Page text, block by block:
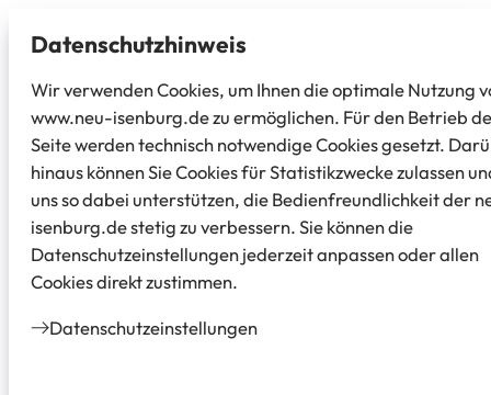
Datenschutz­hinweis
Wir verwenden Cookies, um Ihnen die optimale Nutzung
www.neu-isenburg.de zu ermöglichen. Für den Betrieb
Seite werden technisch notwendige Cookies gesetzt.
hinaus können Sie Cookies für Statistikzwecke zulassen
uns so dabei unterstützen, die Bedienfreundlichkeit der
isenburg.de stetig zu verbessern. Sie können die
Datenschutzeinstellungen jederzeit anpassen oder allen
Cookies direkt zustimmen.
Datenschutz­einstellungen